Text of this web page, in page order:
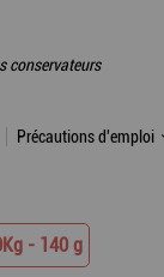
conservateurs
Précautions d'emploi
- 140 g